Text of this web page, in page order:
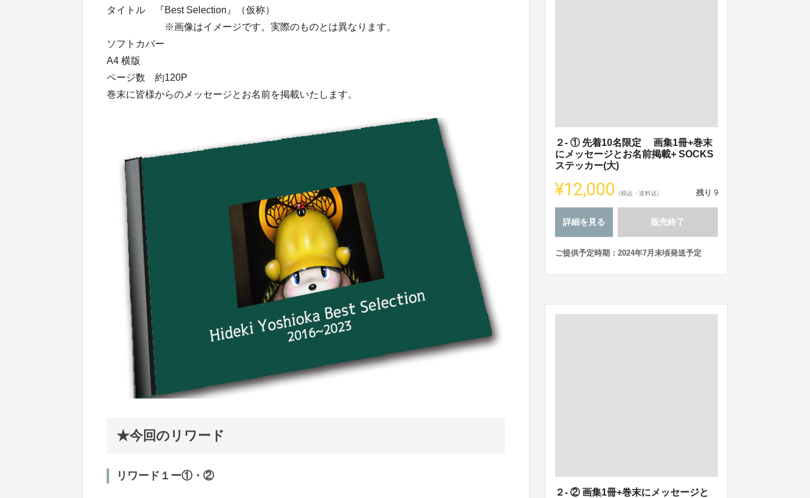
タイトル 『Best Selection』（仮称）
※画像はイメージです。実際のものとは異なります。
ソフトカバー
A4 横版
ページ数 約120P
巻末に皆様からのメッセージとお名前を掲載いたします。
★今回のリワード
リワード１ー①・②
２- ① 先着10名限定 画集1冊+巻末
にメッセージとお名前掲載+ SOCKS
ステッカー(大)
¥12,000 (税込・送料込) 残り 9
詳細を見る 販売終了
ご提供予定時期：2024年7月末頃発送予定
２- ② 画集1冊+巻末にメッセージと